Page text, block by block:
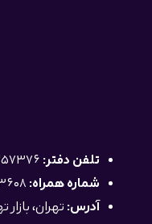
تلفن دفتر:
شماره همراه:
آدرس: تهران،